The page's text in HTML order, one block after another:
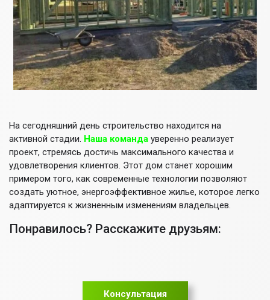
На сегодняшний день строительство находится на
активной стадии. Наша команда уверенно реализует
проект, стремясь достичь максимального качества и
удовлетворения клиентов. Этот дом станет хорошим
примером того, как современные технологии позволяют
создать уютное, энергоэффективное жилье, которое легко
адаптируется к жизненным изменениям владельцев.
Понравилось? Расскажите друзьям:
Консультация